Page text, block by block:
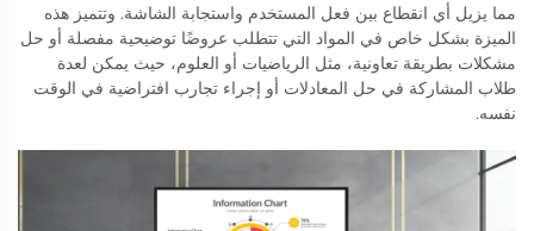
مما يزيل أي انقطاع بين فعل المستخدم واستجابة الشاشة. وتتميز هذه
الميزة بشكل خاص في المواد التي تتطلب عروضًا توضيحية مفصلة أو حل
مشكلات بطريقة تعاونية، مثل الرياضيات أو العلوم، حيث يمكن لعدة
طلاب المشاركة في حل المعادلات أو إجراء تجارب افتراضية في الوقت
نفسه.